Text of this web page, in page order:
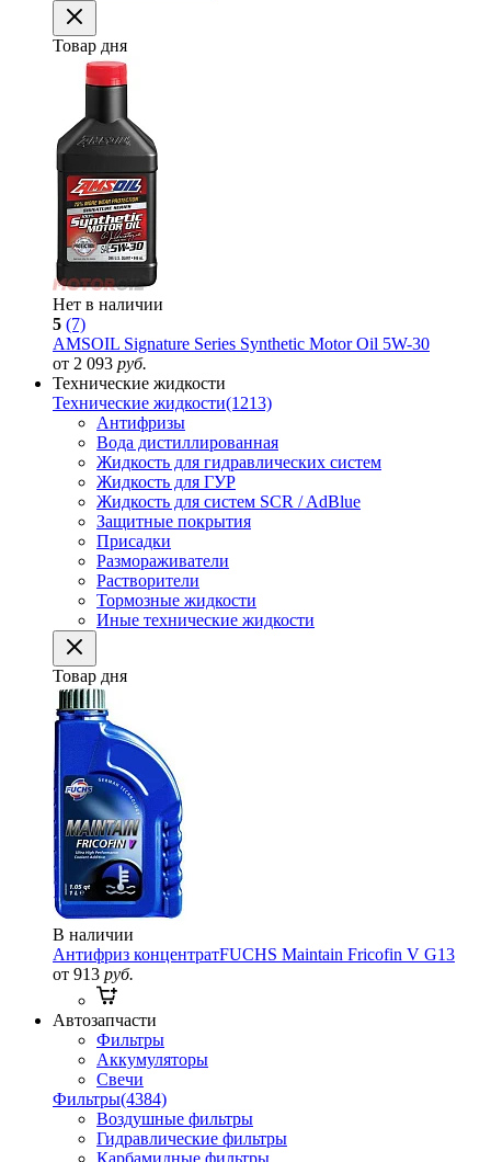
Товар дня
Нет в наличии
5 (7)
AMSOIL Signature Series Synthetic Motor Oil 5W-30
от 2 093 руб.
Технические жидкости
Технические жидкости(1213)
Антифризы
Вода дистиллированная
Жидкость для гидравлических систем
Жидкость для ГУР
Жидкость для систем SCR / AdBlue
Защитные покрытия
Присадки
Размораживатели
Растворители
Тормозные жидкости
Иные технические жидкости
Товар дня
В наличии
Антифриз концентратFUCHS Maintain Fricofin V G13
от 913 руб.
Автозапчасти
Фильтры
Аккумуляторы
Свечи
Фильтры(4384)
Воздушные фильтры
Гидравлические фильтры
Карбамидные фильтры